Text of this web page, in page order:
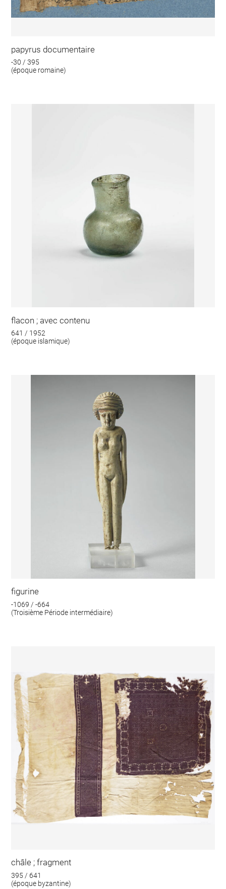
papyrus documentaire
-30 / 395
(époque romaine)
flacon ; avec contenu
641 / 1952
(époque islamique)
figurine
-1069 / -664
(Troisième Période intermédiaire)
châle ; fragment
395 / 641
(époque byzantine)